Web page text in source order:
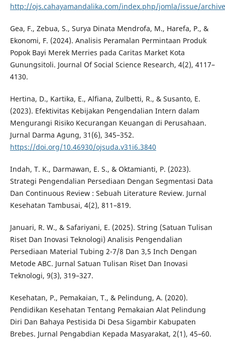
http://ojs.cahayamandalika.com/index.php/jomla/issue/archive
Gea, F., Zebua, S., Surya Dinata Mendrofa, M., Harefa, P., &
Ekonomi, F. (2024). Analisis Peramalan Permintaan Produk
Popok Bayi Merek Merries pada Caritas Market Kota
Gunungsitoli. Journal Of Social Science Research, 4(2), 4117–
4130.
Hertina, D., Kartika, E., Alfiana, Zulbetti, R., & Susanto, E.
(2023). Efektivitas Kebijakan Pengendalian Intern dalam
Mengurangi Risiko Kecurangan Keuangan di Perusahaan.
Jurnal Darma Agung, 31(6), 345–352.
https://doi.org/10.46930/ojsuda.v31i6.3840
Indah, T. K., Darmawan, E. S., & Oktamianti, P. (2023).
Strategi Pengendalian Persediaan Dengan Segmentasi Data
Dan Continuous Review : Sebuah Literature Review. Jurnal
Kesehatan Tambusai, 4(2), 811–819.
Januari, R. W., & Safariyani, E. (2025). String (Satuan Tulisan
Riset Dan Inovasi Teknologi) Analisis Pengendalian
Persediaan Material Tubing 2-7/8 Dan 3,5 Inch Dengan
Metode ABC. Jurnal Satuan Tulisan Riset Dan Inovasi
Teknologi, 9(3), 319–327.
Kesehatan, P., Pemakaian, T., & Pelindung, A. (2020).
Pendidikan Kesehatan Tentang Pemakaian Alat Pelindung
Diri Dan Bahaya Pestisida Di Desa Sigambir Kabupaten
Brebes. Jurnal Pengabdian Kepada Masyarakat, 2(1), 45–60.